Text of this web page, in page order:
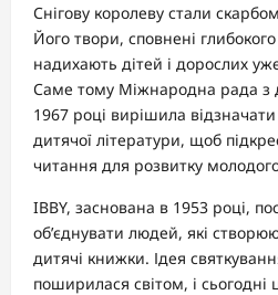
Снігову королеву стали
Його твори, сповнені
надихають дітей і дорослих
Саме тому Міжнародна рада з
1967 році вирішила
дитячої літератури, щоб
читання для розвитку
IBBY, заснована в 1953 році,
об’єднувати людей, які
дитячі книжки. Ідея
поширилася світом, і